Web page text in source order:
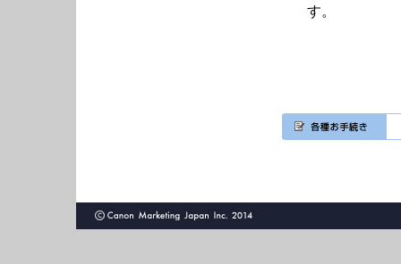
す。